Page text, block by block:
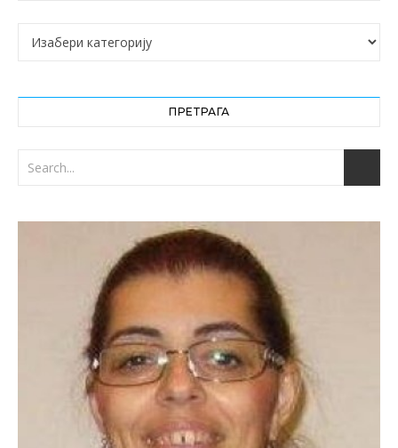
Категорије
ПРЕТРАГА